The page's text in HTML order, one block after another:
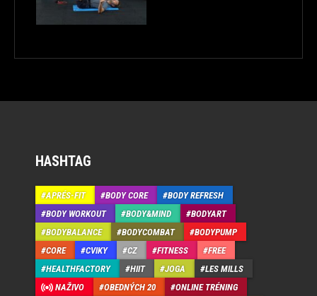
HASHTAG
APRÉS-FIT BODY CORE
BODY REFRESH
BODY WORKOUT
BODY&MIND
BODYART
BODYBALANCE
BODYCOMBAT
BODYPUMP
CORE
CVIKY CZ FITNESS
FREE
HEALTHFACTORY
HIIT JOGA
LES MILLS
NAŽIVO
OBEDNÝCH 20
ONLINE TRÉNING